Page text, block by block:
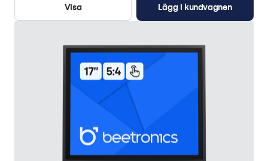
Visa
Lägg i kundvagnen